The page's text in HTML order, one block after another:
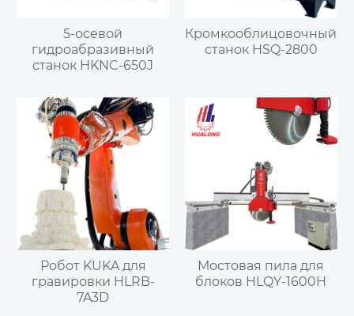
5-осевой
гидроабразивный
станок HKNC-650J
Кромкооблицовочный
станок HSQ-2800
Робот KUKA для
гравировки HLRB-
7A3D
Мостовая пила для
блоков HLQY-1600H